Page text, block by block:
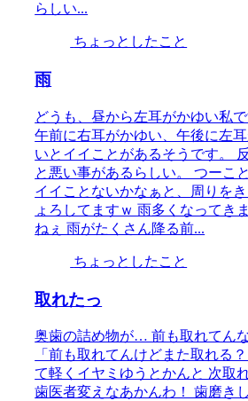
らしい...
ちょっとしたこと
雨
どうも、昼から左耳がかゆい私で
午前に右耳がかゆい、午後に左
いとイイことがあるそうです。
と悪い事があるらしい。 つーこと
イイことないかなぁと、周りを
ょろしてますｗ 雨多くなってき
ねぇ 雨がたくさん降る前...
ちょっとしたこと
取れたっ
奥歯の詰め物が… 前も取れてんな
「前も取れてんけどまた取れる
て軽くイヤミゆうとかんと 次取
歯医者変えなあかんわ！ 歯磨き